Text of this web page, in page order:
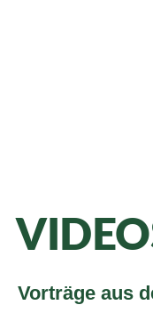
Vorträge aus